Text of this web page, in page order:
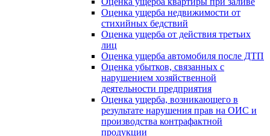
Оценка ущерба недвижимости от
стихийных бедствий
Оценка ущерба от действия третьих
лиц
Оценка ущерба автомобиля после ДТП
Оценка убытков, связанных с
нарушением хозяйственной
деятельности предприятия
Оценка ущерба, возникающего в
результате нарушения прав на ОИС и
производства контрафактной
продукции